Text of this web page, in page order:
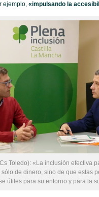
ejemplo, «impulsando la
Toledo): «La inclusión efectiva
de dinero, sino de que estas
útiles para su entorno y para la